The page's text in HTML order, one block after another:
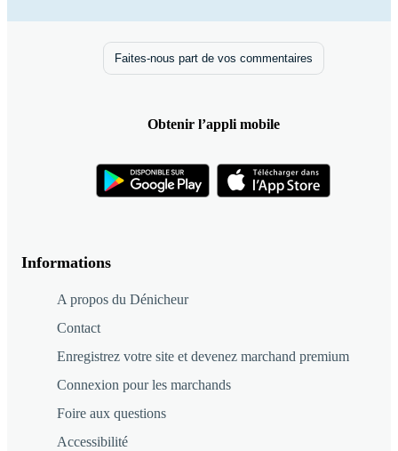
Informations
A propos du Dénicheur
Contact
Enregistrez votre site et devenez marchand premium
Connexion pour les marchands
Foire aux questions
Accessibilité
Faites-nous part de vos commentaires
Obtenir l’appli mobile